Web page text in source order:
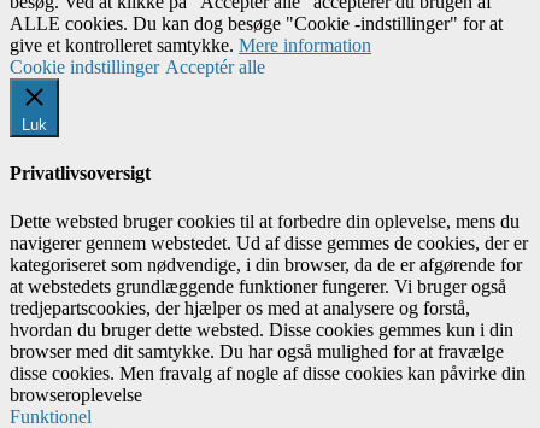
ALLE cookies. Du kan dog besøge "Cookie -indstillinger" for at
give et kontrolleret samtykke. Mere information
Cookie indstillinger Acceptér alle
Luk
Privatlivsoversigt
Dette websted bruger cookies til at forbedre din oplevelse, mens du
navigerer gennem webstedet. Ud af disse gemmes de cookies, der er
kategoriseret som nødvendige, i din browser, da de er afgørende for
at webstedets grundlæggende funktioner fungerer. Vi bruger også
tredjepartscookies, der hjælper os med at analysere og forstå,
hvordan du bruger dette websted. Disse cookies gemmes kun i din
browser med dit samtykke. Du har også mulighed for at fravælge
disse cookies. Men fravalg af nogle af disse cookies kan påvirke din
browseroplevelse
Funktionel